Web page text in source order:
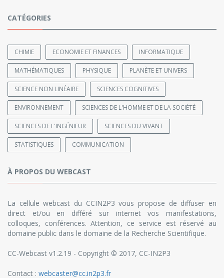
CATÉGORIES
CHIMIE ECONOMIE ET FINANCES INFORMATIQUE
MATHÉMATIQUES PHYSIQUE PLANÈTE ET UNIVERS
SCIENCE NON LINÉAIRE SCIENCES COGNITIVES
ENVIRONNEMENT SCIENCES DE L'HOMME ET DE LA SOCIÉTÉ
SCIENCES DE L'INGÉNIEUR SCIENCES DU VIVANT
STATISTIQUES COMMUNICATION
À PROPOS DU WEBCAST
La cellule webcast du CCIN2P3 vous propose de diffuser en
direct et/ou en différé sur internet vos manifestations,
colloques, conférences. Attention, ce service est réservé au
domaine public dans le domaine de la Recherche Scientifique.
CC-Webcast v1.2.19 - Copyright © 2017, CC-IN2P3
Contact : webcaster@cc.in2p3.fr